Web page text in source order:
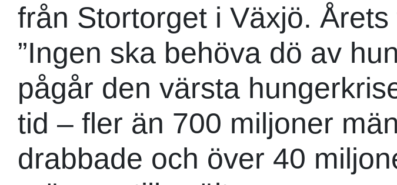
från Stortorget i Växjö.
”Ingen ska behöva dö av
pågår den värsta
tid – fler än 700 miljoner
drabbade och över 40